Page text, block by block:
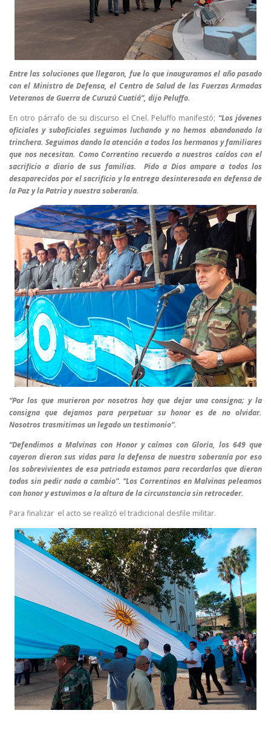
Entre las soluciones que llegaron, fue lo que inauguramos el año pasado
con el Ministro de Defensa, el Centro de Salud de las Fuerzas Armadas
Veteranos de Guerra de Curuzú Cuatiá”, dijo Peluffo.
En otro párrafo de su discurso el Cnel. Peluffo manifestó; “Los jóvenes
oficiales y suboficiales seguimos luchando y no hemos abandonado la
trinchera. Seguimos dando la atención a todos los hermanos y familiares
que nos necesitan. Como Correntino recuerdo a nuestros caídos con el
sacrificio a diario de sus familias. Pido a Dios ampare a todos los
desaparecidos por el sacrificio y la entrega desinteresada en defensa de
la Paz y la Patria y nuestra soberanía.
“Por los que murieron por nosotros hay que dejar una consigna; y la
consigna que dejamos para perpetuar su honor es de no olvidar.
Nosotros trasmitimos un legado un testimonio”.
“Defendimos a Malvinas con Honor y caímos con Gloria, los 649 que
cayeron dieron sus vidas para la defensa de nuestra soberanía por eso
los sobrevivientes de esa patriada estamos para recordarlos que dieron
todos sin pedir nada a cambio”. “Los Correntinos en Malvinas peleamos
con honor y estuvimos a la altura de la circunstancia sin retroceder.
Para finalizar el acto se realizó el tradicional desfile militar.